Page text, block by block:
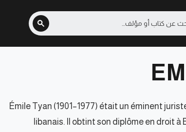
Émile Tyan (1901–1977) était un éminent
libanais. Il obtint son diplôme en droit